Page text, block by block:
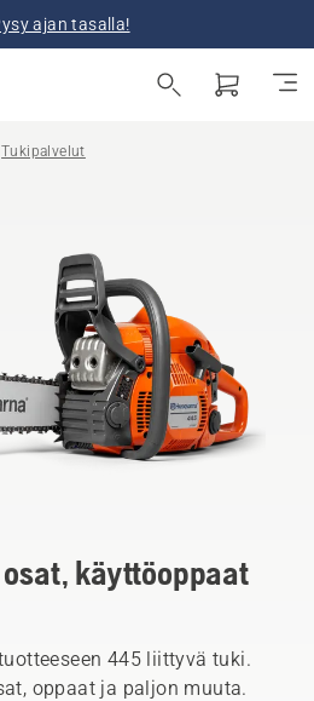
ajan tasalla!
Tukipalvelut
käyttöoppaat
445 liittyvä tuki.
oppaat ja paljon muuta.